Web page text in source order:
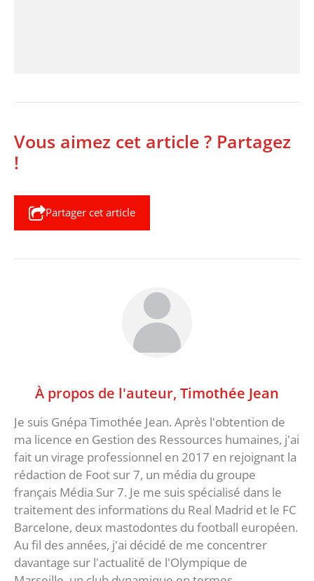
Vous aimez cet article ? Partagez
!
Partager cet article
À propos de l'auteur, Timothée Jean
Je suis Gnépa Timothée Jean. Après l'obtention de
ma licence en Gestion des Ressources humaines, j'ai
fait un virage professionnel en 2017 en rejoignant la
rédaction de Foot sur 7, un média du groupe
français Média Sur 7. Je me suis spécialisé dans le
traitement des informations du Real Madrid et le FC
Barcelone, deux mastodontes du football européen.
Au fil des années, j'ai décidé de me concentrer
davantage sur l'actualité de l'Olympique de